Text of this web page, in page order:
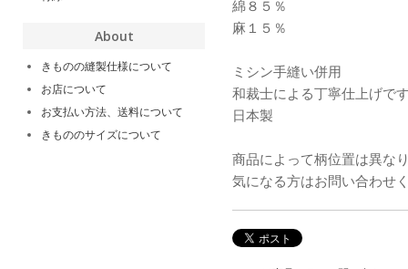
綿８５％
麻１５％
ミシン手縫い併用
和裁士による丁寧仕上げで
日本製
商品によって柄位置は異な
気になる方はお問い合わせ
About
きものの縫製仕様について
お店について
お支払い方法、送料について
きもののサイズについて